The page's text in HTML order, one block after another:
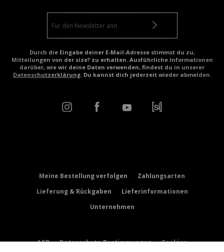
Durch die Eingabe deiner E-Mail-Adresse stimmst du zu,
Mitteilungen von der size? zu erhalten. Ausführliche Informationen
darüber, wie wir deine Daten verwenden, findest du in unserer
Datenschutzerklärung. Du kannst dich jederzeit wieder abmelden.
Meine Bestellung verfolgen
Zahlungsarten
Lieferung & Rückgaben
Lieferinformationen
Unternehmen
AGB Datenschutz-Bestimmungen Cookies